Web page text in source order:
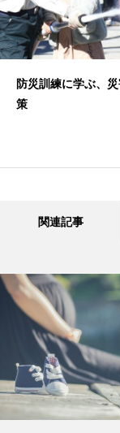
防災訓練に学ぶ、
策
関連記事